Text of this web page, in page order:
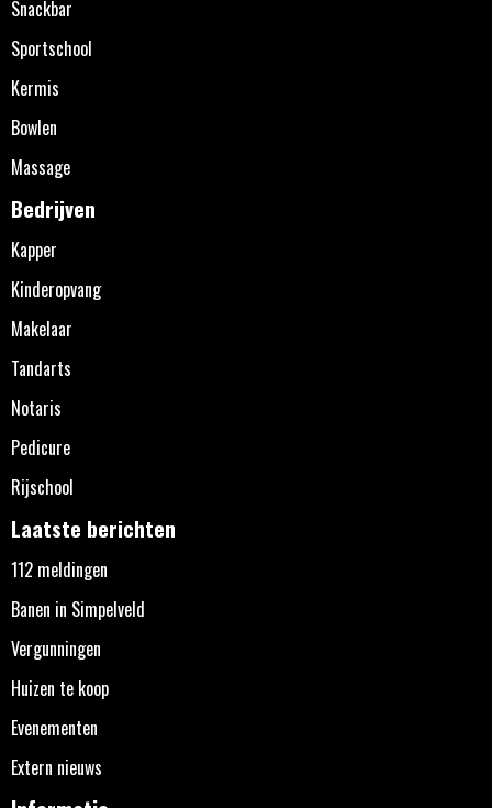
Snackbar
Sportschool
Kermis
Bowlen
Massage
Bedrijven
Kapper
Kinderopvang
Makelaar
Tandarts
Notaris
Pedicure
Rijschool
Laatste berichten
112 meldingen
Banen in Simpelveld
Vergunningen
Huizen te koop
Evenementen
Extern nieuws